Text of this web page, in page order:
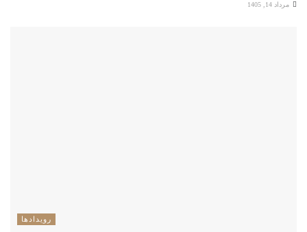
مرداد 14, 1405
رویدادها